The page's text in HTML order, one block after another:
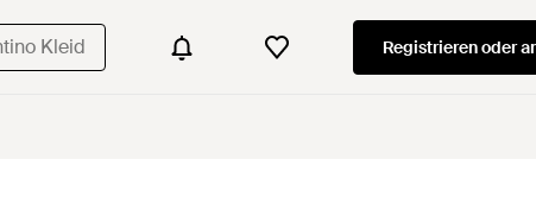
Registrieren oder